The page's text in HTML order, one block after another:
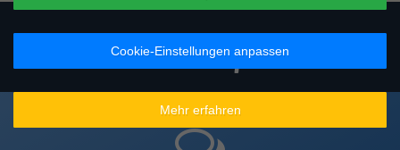
Cookie-Einstellungen anpassen
Mehr erfahren
Vorteile einer Sprachreise